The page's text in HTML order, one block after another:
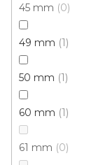
45 mm 0
49 mm 1
50 mm 1
60 mm 1
61 mm 0